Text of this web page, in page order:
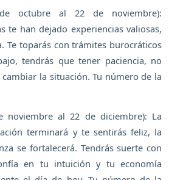
octubre al 22 de noviembre):
te han dejado experiencias valiosas,
Te toparás con trámites burocráticos
tendrás que tener paciencia, no
la situación. Tu número de la
noviembre al 22 de diciembre): La
terminará y te sentirás feliz, la
se fortalecerá. Tendrás suerte con
en tu intuición y tu economía